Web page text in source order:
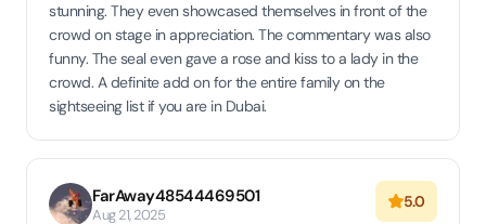
stunning. They even showcased themselves in front of the
crowd on stage in appreciation. The commentary was also
funny. The seal even gave a rose and kiss to a lady in the
crowd. A definite add on for the entire family on the
sightseeing list if you are in Dubai.
FarAway48544469501
Aug 21, 2025
5.0